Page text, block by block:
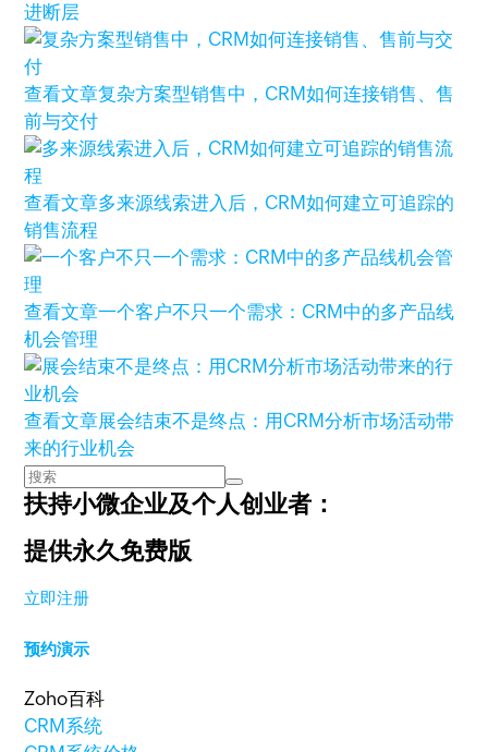
进断层
查看文章复杂方案型销售中，CRM如何连接销售、售
前与交付
查看文章多来源线索进入后，CRM如何建立可追踪的
销售流程
查看文章一个客户不只一个需求：CRM中的多产品线
机会管理
查看文章展会结束不是终点：用CRM分析市场活动带
来的行业机会
扶持小微企业及个人创业者：
提供永久免费版
立即注册
预约演示
Zoho百科
CRM系统